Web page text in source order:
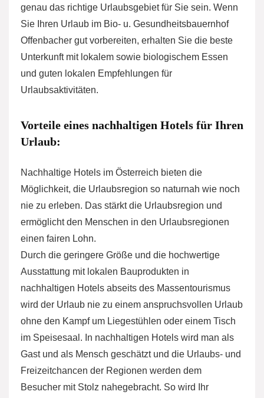
genau das richtige Urlaubsgebiet für Sie sein. Wenn
Sie Ihren Urlaub im Bio- u. Gesundheitsbauernhof
Offenbacher gut vorbereiten, erhalten Sie die beste
Unterkunft mit lokalem sowie biologischem Essen
und guten lokalen Empfehlungen für
Urlaubsaktivitäten.
Vorteile eines nachhaltigen Hotels für Ihren
Urlaub:
Nachhaltige Hotels im Österreich bieten die
Möglichkeit, die Urlaubsregion so naturnah wie noch
nie zu erleben. Das stärkt die Urlaubsregion und
ermöglicht den Menschen in den Urlaubsregionen
einen fairen Lohn.
Durch die geringere Größe und die hochwertige
Ausstattung mit lokalen Bauprodukten in
nachhaltigen Hotels abseits des Massentourismus
wird der Urlaub nie zu einem anspruchsvollen Urlaub
ohne den Kampf um Liegestühlen oder einem Tisch
im Speisesaal. In nachhaltigen Hotels wird man als
Gast und als Mensch geschätzt und die Urlaubs- und
Freizeitchancen der Regionen werden dem
Besucher mit Stolz nahegebracht. So wird Ihr